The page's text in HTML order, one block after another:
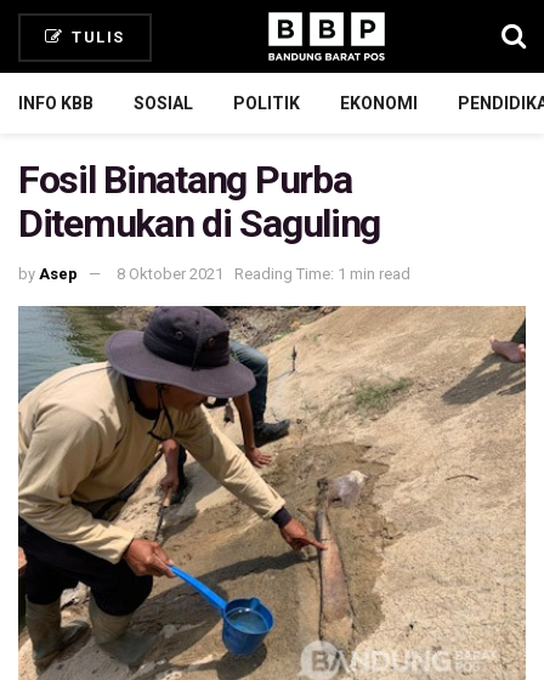
TULIS
INFO KBB SOSIAL POLITIK EKONOMI
Fosil Binatang Purba
Ditemukan di Saguling
by Asep 8 Oktober 2021 Reading Time: 1 min read